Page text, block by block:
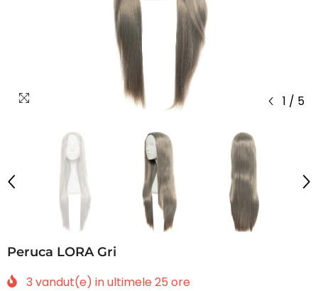
1 / 5
Peruca LORA Gri
3 vandut(e) in ultimele 25 ore